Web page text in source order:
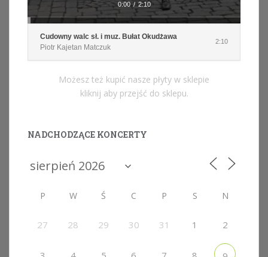
0:00 / 2:10
Cudowny walc sł. i muz. Bułat Okudżawa
Piotr Kajetan Matczuk
2:10
Możesz też kupić nasze płyty w sklepie
kliknij aby przejść do sklepu.
NADCHODZĄCE KONCERTY
P W Ś C P S N
27 28 29 30 31 1 2